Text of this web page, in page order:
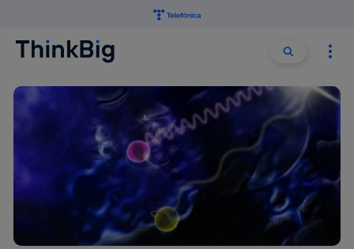
Buscar